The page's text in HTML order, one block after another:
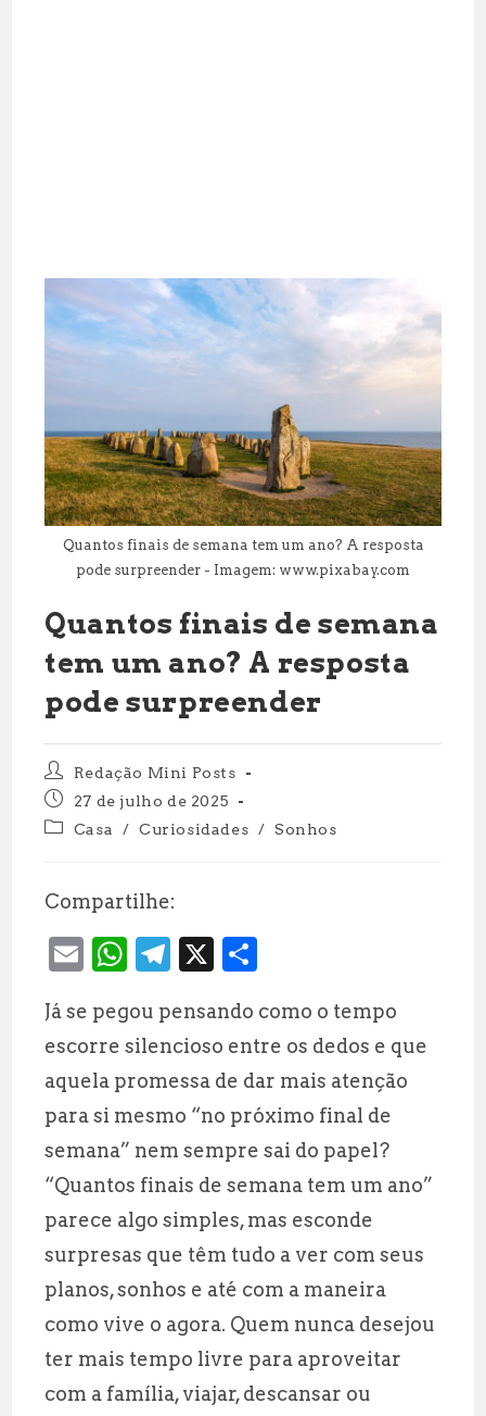
Quantos finais de semana tem um ano? A resposta
pode surpreender - Imagem: www.pixabay.com
Quantos finais de semana
tem um ano? A resposta
pode surpreender
Autor
do
post:
Redação Mini Posts
Post
publicado:
27 de julho de 2025
Categoria
Casa / Curiosidades / Sonhos
Compartilhe:
E
ai
l
W
at
s
A
p
p
T
e
g
r
a
m
X
a
r
e
Já se pegou pensando como o tempo
escorre silencioso entre os dedos e que
aquela promessa de dar mais atenção
para si mesmo “no próximo final de
semana” nem sempre sai do papel?
“Quantos finais de semana tem um ano”
parece algo simples, mas esconde
surpresas que têm tudo a ver com seus
planos, sonhos e até com a maneira
como vive o agora. Quem nunca desejou
ter mais tempo livre para aproveitar
com a família, viajar, descansar ou